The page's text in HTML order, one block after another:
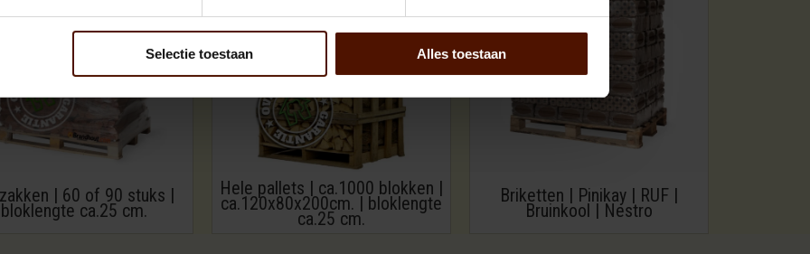
Selectie toestaan Alles toestaan
| 60 of 90 stuks |
bloklengte ca.25 cm.
Hele pallets | ca.1000 blokken |
ca.120x80x200cm. | bloklengte
ca.25 cm.
Briketten | Pinikay | RUF |
Bruinkool | Nestro